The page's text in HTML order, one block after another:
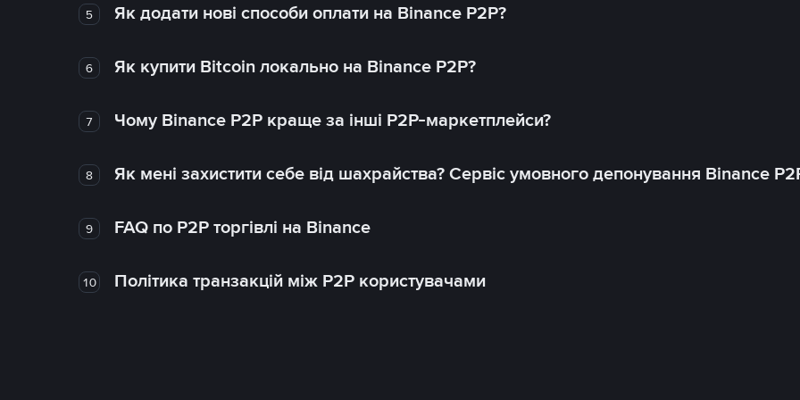
5 Як додати нові способи оплати на Binance P2P?
6 Як купити Bitcoin локально на Binance P2P?
7 Чому Binance P2P краще за інші P2P-маркетплейси?
8 Як мені захистити себе від шахрайства? Сервіс умовного депонування Binance
9 FAQ по P2P торгівлі на Binance
10 Політика транзакцій між P2P користувачами